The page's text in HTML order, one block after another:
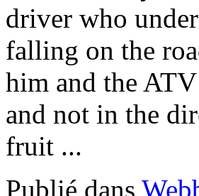
driver who
falling on the
him and the
and not in the
fruit ...
Publié dans